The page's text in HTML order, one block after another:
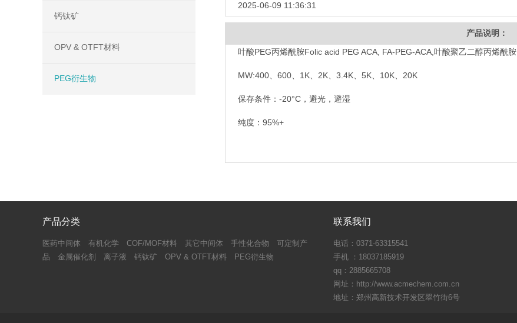
2025-06-09 11:36:31
产品说明：
叶酸PEG丙烯酰胺Folic acid PEG ACA, FA-PEG-ACA,叶酸聚乙二醇丙烯酰胺
MW:400、600、1K、2K、3.4K、5K、10K、20K
保存条件：-20°C，避光，避湿
纯度：95%+
钙钛矿
OPV & OTFT材料
PEG衍生物
产品分类
医药中间体 有机化学 COF/MOF材料 其它中间体 手性化合物
可定制产
品
金属催化剂 离子液 钙钛矿 OPV & OTFT材料 PEG衍生物
联系我们
电话：0371-63315541
手机 ：18037185919
qq：2885665708
网址：http://www.acmechem.com.cn
地址：郑州高新技术开发区翠竹街6号